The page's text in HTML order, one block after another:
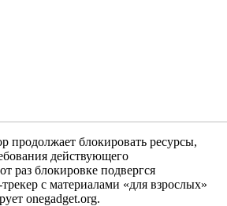
продолжает блокировать ресурсы,
действующего
раз блокировке подвергся
с материалами «для взрослых»
onegadget.org.